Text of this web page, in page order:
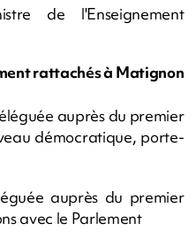
de l'Enseignement
rattachés à Matignon
auprès du premier
démocratique, porte-
auprès du premier
avec le Parlement